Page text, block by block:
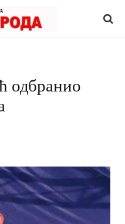
одбранио